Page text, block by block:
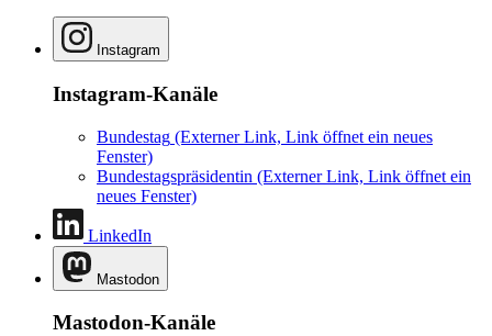
Instagram
Instagram-Kanäle
Bundestag (Externer Link, Link öffnet ein neues
Fenster)
Bundestagspräsidentin (Externer Link, Link öffnet ein
neues Fenster)
LinkedIn
Mastodon
Mastodon-Kanäle